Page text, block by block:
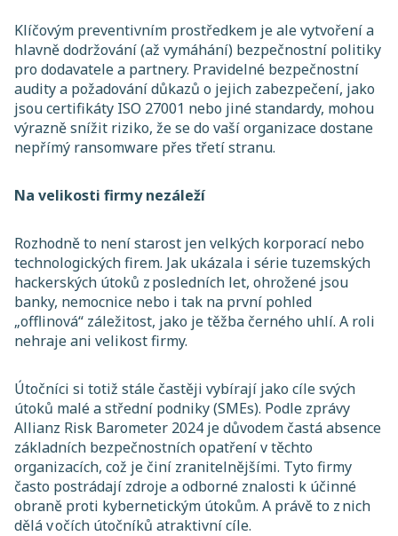
Klíčovým preventivním prostředkem je ale vytvoření a
hlavně dodržování (až vymáhání) bezpečnostní politiky
pro dodavatele a partnery. Pravidelné bezpečnostní
audity a požadování důkazů o jejich zabezpečení, jako
jsou certifikáty ISO 27001 nebo jiné standardy, mohou
výrazně snížit riziko, že se do vaší organizace dostane
nepřímý ransomware přes třetí stranu.
Na velikosti firmy nezáleží
Rozhodně to není starost jen velkých korporací nebo
technologických firem. Jak ukázala i série tuzemských
hackerských útoků z posledních let, ohrožené jsou
banky, nemocnice nebo i tak na první pohled
„offlinová“ záležitost, jako je těžba černého uhlí. A roli
nehraje ani velikost firmy.
Útočníci si totiž stále častěji vybírají jako cíle svých
útoků malé a střední podniky (SMEs). Podle zprávy
Allianz Risk Barometer 2024 je důvodem častá absence
základních bezpečnostních opatření v těchto
organizacích, což je činí zranitelnějšími. Tyto firmy
často postrádají zdroje a odborné znalosti k účinné
obraně proti kybernetickým útokům. A právě to z nich
dělá v očích útočníků atraktivní cíle.